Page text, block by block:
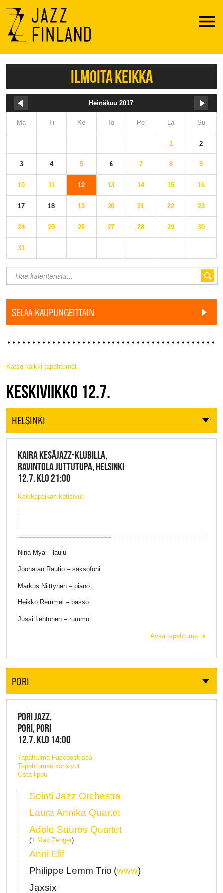
Menu
ILMOITA KEIKKA
Heinäkuu 2017
Ma Ti Ke To Pe La Su
1 2
3 4 5 6 7 8 9
10 11 12 13 14 15 16
17 18 19 20 21 22 23
24 25 26 27 28 29 30
31
SELAA KAUPUNGEITTAIN
Katso kaikki tapahtumat
JAZZ FINLAND LIVE
KESKIVIIKKO 12.7.
HELSINKI
KAIRA KESÄJAZZ-KLUBILLA,
RAVINTOLA JUTTUTUPA, HELSINKI
12.7. KLO 21:00
Keikkapaikan kotisivut
Nina Mya – laulu
Joonatan Rautio – saksofoni
Markus Niittynen – piano
Heikko Remmel – basso
Jussi Lehtonen – rummut
Avaa tapahtuma
PORI
PORI JAZZ,
PORI, PORI
12.7. KLO 14:00
Tapahtuma Facebookissa
Tapahtuman kotisivut
Osta lippu
Sointi Jazz Orchestra
Laura Annika Quartet
Adele Sauros Quartet
(+ Max Zenger)
Anni Elif
Philippe Lemm Trio (www)
Jaxsix